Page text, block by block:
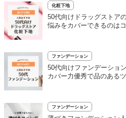
化粧下地
50代向けドラッグストア
悩みをカバーできるのは
ファンデーション
50代向けファンデーショ
カバー力優秀で品のある
ファンデーション